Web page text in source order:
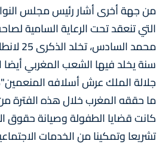
من جهة أخرى أشار رئيس مجلس
التي تنعقد تحت الرعاية السامية
محمد
جلالة الملك عرش أسلافه
ما حققه المغرب خلال هذه الفترة
كانت قضايا الطفولة وصيانة حقوق
تشريعا وتمكينا من الخدمات